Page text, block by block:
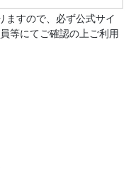
ますので、必ず公式サイ
等にてご確認の上ご利用